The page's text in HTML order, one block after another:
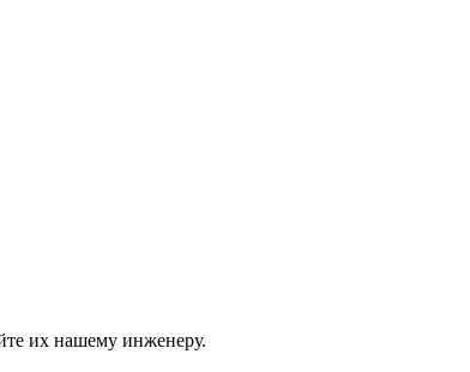
их нашему инженеру.